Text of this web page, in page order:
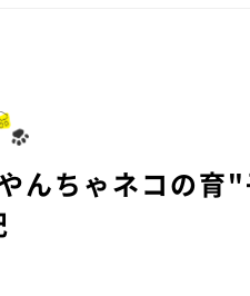
んちゃネコの